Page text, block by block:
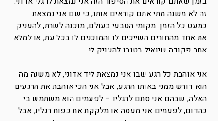
זה לא משנה מתי אתם קוראים אותו, כי שם אני נמצאת
כמעט כל הזמן. מקומי הטבעי בעולם, מוכנה לשרת, להעניק
את אחד מהחורים השייכים לו והמוכנים לו בכל עת, או למלא
אחר פקודה שיואיל בטובו להעניק לי.
אני אוהבת כל רגע שבו אני נמצאת ליד אדוני, לא משנה מה
הוא דורש ממני באותו הרגע, אבל אני הכי אוהבת את הרגעים
האלה, שבהם אני סתם לרגליו – לפעמים הוא משתמש בי
כהדום, לפעמים אני מעסה או מלקקת את כפות רגליו, אבל